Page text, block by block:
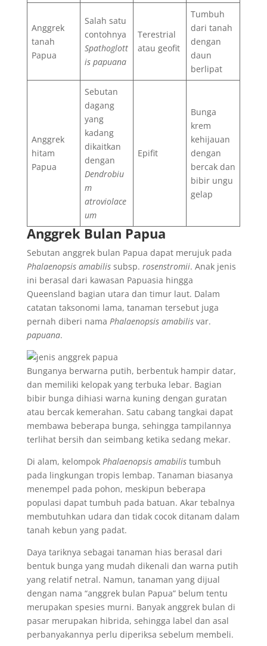
Anggrek
tanah
Papua
Salah satu
contohnya
Spathoglott
is papuana
Terestrial
atau geofit
Tumbuh
dari tanah
dengan
daun
berlipat
Anggrek
hitam
Papua
Sebutan
dagang
yang
kadang
dikaitkan
dengan
Dendrobiu
m
atroviolace
um
Epifit
Bunga
krem
kehijauan
dengan
bercak dan
bibir ungu
gelap
Anggrek Bulan Papua
Sebutan anggrek bulan Papua dapat merujuk pada
Phalaenopsis amabilissubsp. rosenstromii. Anak jenis
ini berasal dari kawasan Papuasia hingga
Queensland bagian utara dan timur laut. Dalam
catatan taksonomi lama, tanaman tersebut juga
pernah diberi nama Phalaenopsis amabilisvar.
papuana.
Bunganya berwarna putih, berbentuk hampir datar,
dan memiliki kelopak yang terbuka lebar. Bagian
bibir bunga dihiasi warna kuning dengan guratan
atau bercak kemerahan. Satu cabang tangkai dapat
membawa beberapa bunga, sehingga tampilannya
terlihat bersih dan seimbang ketika sedang mekar.
Di alam, kelompok Phalaenopsis amabilistumbuh
pada lingkungan tropis lembap. Tanaman biasanya
menempel pada pohon, meskipun beberapa
populasi dapat tumbuh pada batuan. Akar tebalnya
membutuhkan udara dan tidak cocok ditanam dalam
tanah kebun yang padat.
Daya tariknya sebagai tanaman hias berasal dari
bentuk bunga yang mudah dikenali dan warna putih
yang relatif netral. Namun, tanaman yang dijual
dengan nama “anggrek bulan Papua” belum tentu
merupakan spesies murni. Banyak anggrek bulan di
pasar merupakan hibrida, sehingga label dan asal
perbanyakannya perlu diperiksa sebelum membeli.